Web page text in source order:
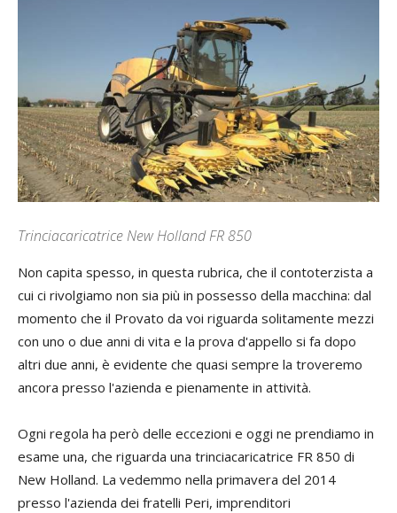
Trinciacaricatrice New Holland FR 850
Non capita spesso, in questa rubrica, che il contoterzista a
cui ci rivolgiamo non sia più in possesso della macchina: dal
momento che il Provato da voi riguarda solitamente mezzi
con uno o due anni di vita e la prova d'appello si fa dopo
altri due anni, è evidente che quasi sempre la troveremo
ancora presso l'azienda e pienamente in attività.
Ogni regola ha però delle eccezioni e oggi ne prendiamo in
esame una, che riguarda una trinciacaricatrice FR 850 di
New Holland. La vedemmo nella primavera del 2014
presso l'azienda dei fratelli Peri, imprenditori